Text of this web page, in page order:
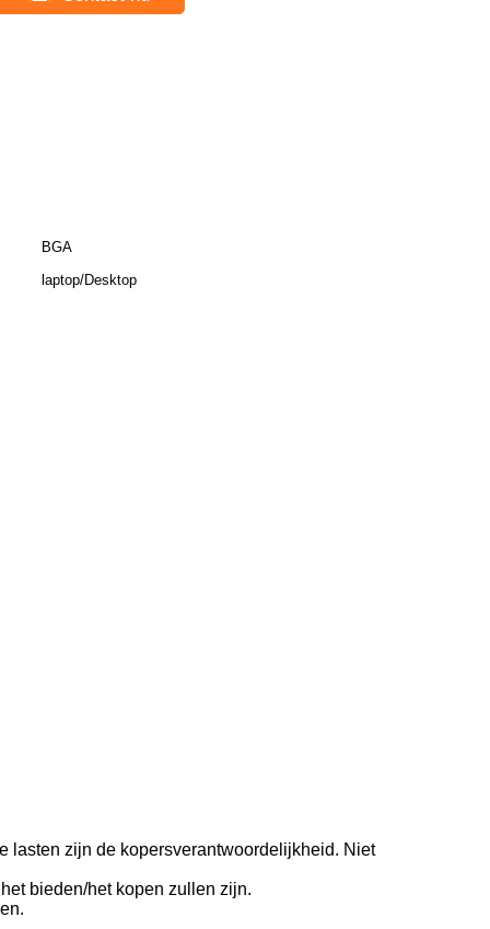
BGA
laptop/Desktop
lasten zijn de kopersverantwoordelijkheid. Niet
bieden/het kopen zullen zijn.